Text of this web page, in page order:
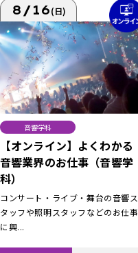
8/16(日)
音響学科
【オンライン】よくわかる
音響業界のお仕事（音響学
科）
コンサート・ライブ・舞台の音響ス
タッフや照明スタッフなどのお仕事
に興...